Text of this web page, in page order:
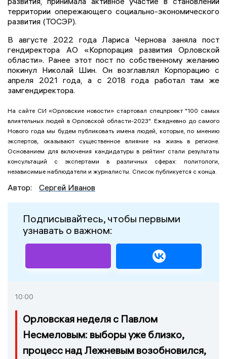
территории опережающего социально-экономического
развития (ТОСЭР).
В августе 2022 года Лариса Чернова заняла пост
гендиректора АО «Корпорация развития Орловской
области». Ранее этот пост по собственному желанию
покинул Николай Шин. Он возглавлял Корпорацию с
апреля 2021 года, а с 2018 года работал там же
замгендиректора.
На сайте СИ «Орловские новости» стартовал спецпроект "100 самых
влиятельных людей в Орловской области-2023". Ежедневно до самого
Нового года мы будем публиковать имена людей, которые, по мнению
экспертов, оказывают существенное влияние на жизнь в регионе.
Основанием для включения кандидатуры в рейтинг стали результаты
консультаций с экспертами в различных сферах: политологи,
независимые наблюдатели и журналисты. Список публикуется с конца.
Автор: Сергей Иванов
Подписывайтесь, чтобы первыми
узнавать о важном:
10:00
Орловская неделя с Павлом
Несмеловым: выборы уже близко,
процесс над Лежневым возобновился,